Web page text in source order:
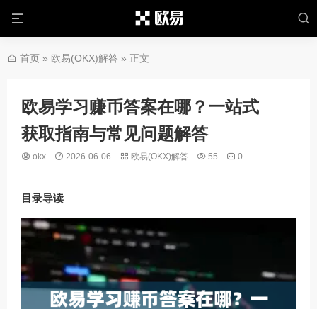
首页 » 欧易(OKX)解答 » 正文
欧易学习赚币答案在哪？一站式
获取指南与常见问题解答
okx 2026-06-06 欧易(OKX)解答 55 0
目录导读